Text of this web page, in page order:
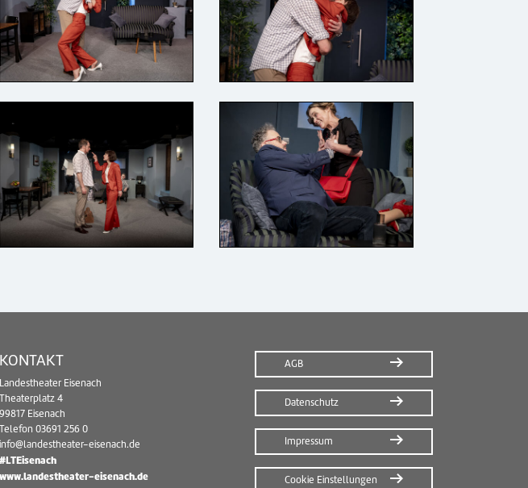
KONTAKT
Landestheater Eisenach
Theaterplatz 4
99817 Eisenach
Telefon 03691 256 0
info@landestheater-eisenach.de
#LTEisenach
www.landestheater-eisenach.de
AGB
Datenschutz
Impressum
Cookie Einstellungen